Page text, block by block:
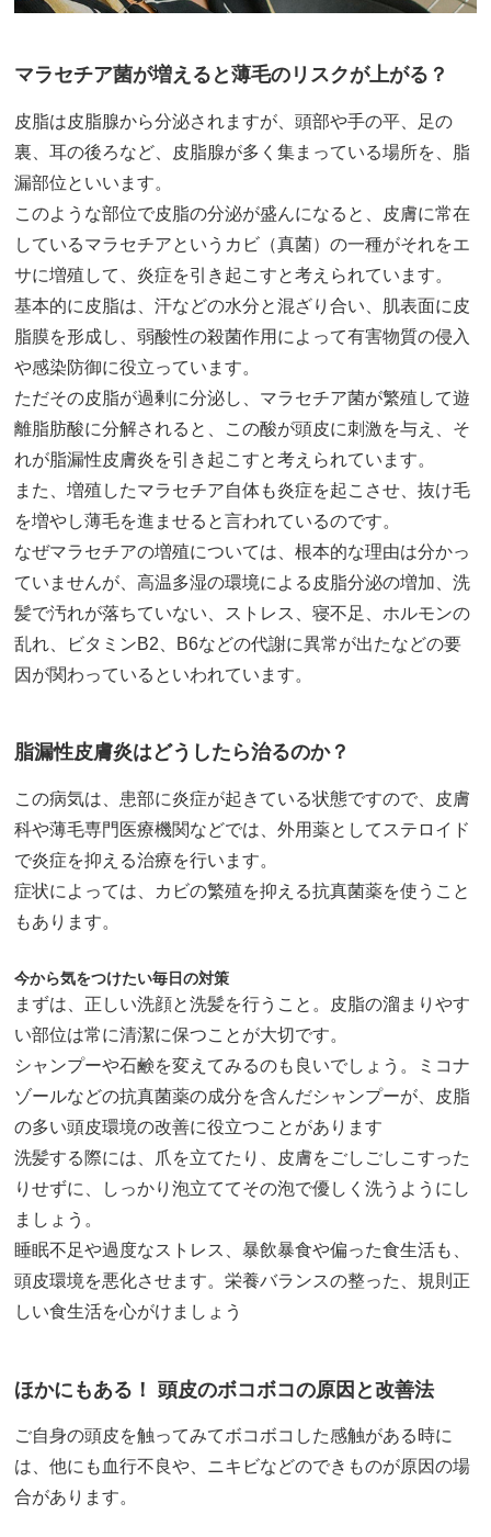
マラセチア菌が増えると薄毛のリスクが上がる？
皮脂は皮脂腺から分泌されますが、頭部や手の平、足の
裏、耳の後ろなど、皮脂腺が多く集まっている場所を、脂
漏部位といいます。
このような部位で皮脂の分泌が盛んになると、皮膚に常在
しているマラセチアというカビ（真菌）の一種がそれをエ
サに増殖して、炎症を引き起こすと考えられています。
基本的に皮脂は、汗などの水分と混ざり合い、肌表面に皮
脂膜を形成し、弱酸性の殺菌作用によって有害物質の侵入
や感染防御に役立っています。
ただその皮脂が過剰に分泌し、マラセチア菌が繁殖して遊
離脂肪酸に分解されると、この酸が頭皮に刺激を与え、そ
れが脂漏性皮膚炎を引き起こすと考えられています。
また、増殖したマラセチア自体も炎症を起こさせ、抜け毛
を増やし薄毛を進ませると言われているのです。
なぜマラセチアの増殖については、根本的な理由は分かっ
ていませんが、高温多湿の環境による皮脂分泌の増加、洗
髪で汚れが落ちていない、ストレス、寝不足、ホルモンの
乱れ、ビタミンB2、B6などの代謝に異常が出たなどの要
因が関わっているといわれています。
脂漏性皮膚炎はどうしたら治るのか？
この病気は、患部に炎症が起きている状態ですので、皮膚
科や薄毛専門医療機関などでは、外用薬としてステロイド
で炎症を抑える治療を行います。
症状によっては、カビの繁殖を抑える抗真菌薬を使うこと
もあります。
今から気をつけたい毎日の対策
まずは、正しい洗顔と洗髪を行うこと。皮脂の溜まりやす
い部位は常に清潔に保つことが大切です。
シャンプーや石鹸を変えてみるのも良いでしょう。ミコナ
ゾールなどの抗真菌薬の成分を含んだシャンプーが、皮脂
の多い頭皮環境の改善に役立つことがあります
洗髪する際には、爪を立てたり、皮膚をごしごしこすった
りせずに、しっかり泡立ててその泡で優しく洗うようにし
ましょう。
睡眠不足や過度なストレス、暴飲暴食や偏った食生活も、
頭皮環境を悪化させます。栄養バランスの整った、規則正
しい食生活を心がけましょう
ほかにもある！ 頭皮のボコボコの原因と改善法
ご自身の頭皮を触ってみてボコボコした感触がある時に
は、他にも血行不良や、ニキビなどのできものが原因の場
合があります。